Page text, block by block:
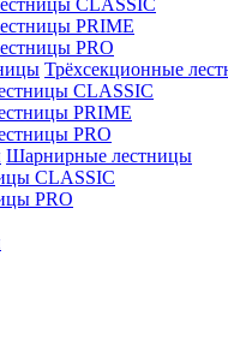
CLASSIC
PRIME
PRO
Трёхсекционные
CLASSIC
PRIME
PRO
Шарнирные лестницы
CLASSIC
PRO